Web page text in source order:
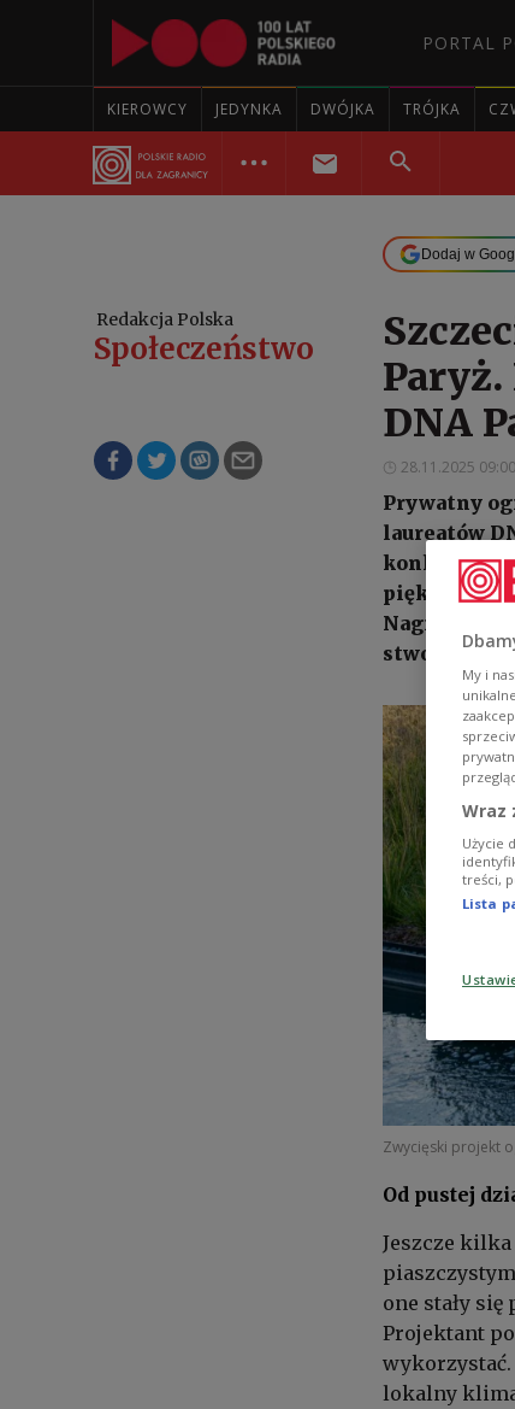
PORTAL
KIEROWCY JEDYNKA DWÓJKA TRÓJKA
Dodaj w
Redakcja Polska
Społeczeństwo
DNA
28.11.2025 09:00
Prywatny
laureatów
konkursów,
piękno,
Nagrodzona
stworzyć
Zwycięski projekt
Od pustej
Jeszcze kilka
one stały
Projektant
lokalny
My i nasi
Wraz
Użycie
treści,
Lista